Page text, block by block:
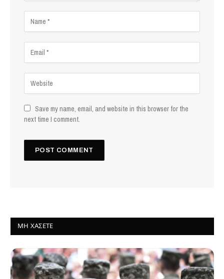
Save my name, email, and website in this browser for the
next time I comment.
ΜΗ ΧΆΣΕΤΕ